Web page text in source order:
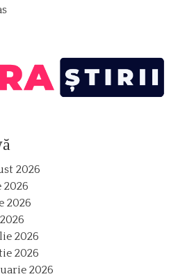
2026
2026
2026
2026
2026
2026